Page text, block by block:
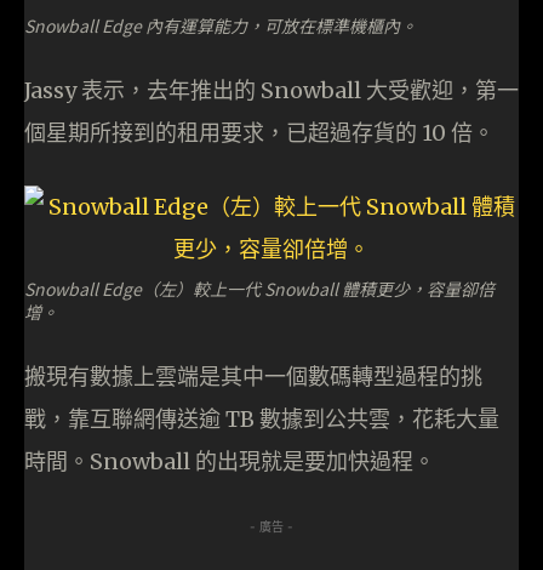
Snowball Edge 內有運算能力，可放在標準機櫃內。
Jassy 表示，去年推出的 Snowball 大受歡迎，第一
個星期所接到的租用要求，已超過存貨的 10 倍。
Snowball Edge（左）較上一代 Snowball 體積更少，容量卻倍
增。
搬現有數據上雲端是其中一個數碼轉型過程的挑
戰，靠互聯網傳送逾 TB 數據到公共雲，花耗大量
時間。Snowball 的出現就是要加快過程。
- 廣告 -